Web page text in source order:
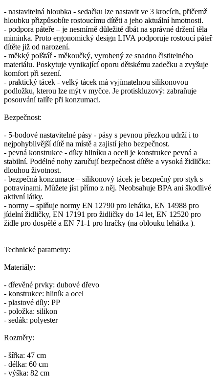
- nastavitelná hloubka - sedačku lze nastavit ve 3 krocích, přičemž
hloubku přizpůsobíte rostoucímu dítěti a jeho aktuální hmotnosti.
- podpora páteře – je nesmírně důležité dbát na správné držení těla
miminka. Proto ergonomický design LIVA podporuje rostoucí páteř
dítěte již od narození.
- měkký polštář - měkoučký, vyrobený ze snadno čistitelného
materiálu. Poskytuje vynikající oporu dětskému zadečku a zvyšuje
komfort při sezení.
- praktický tácek - velký tácek má vyjímatelnou silikonovou
podložku, kterou lze mýt v myčce. Je protiskluzový: zabraňuje
posouvání talíře při konzumaci.
Bezpečnost:
- 5-bodové nastavitelné pásy - pásy s pevnou přezkou udrží i to
nejpohyblivější dítě na místě a zajistí jeho bezpečnost.
- pevná konstrukce - díky hliníku a oceli je konstrukce pevná a
stabilní. Podélné nohy zaručují bezpečnost dítěte a vysoká židlička:
dlouhou životnost.
- bezpečná konzumace – silikonový tácek je bezpečný pro styk s
potravinami. Můžete jíst přímo z něj. Neobsahuje BPA ani škodlivé
aktivní látky.
- normy – splňuje normy EN 12790 pro lehátka, EN 14988 pro
jídelní židličky, EN 17191 pro židličky do 14 let, EN 12520 pro
židle pro dospělé a EN 71-1 pro hračky (na oblouku lehátka ).
Technické parametry:
Materiály:
- dřevěné prvky: dubové dřevo
- konstrukce: hliník a ocel
- plastové díly: PP
- položka: silikon
- sedák: polyester
Rozměry:
- šířka: 47 cm
- délka: 60 cm
- výška: 82 cm